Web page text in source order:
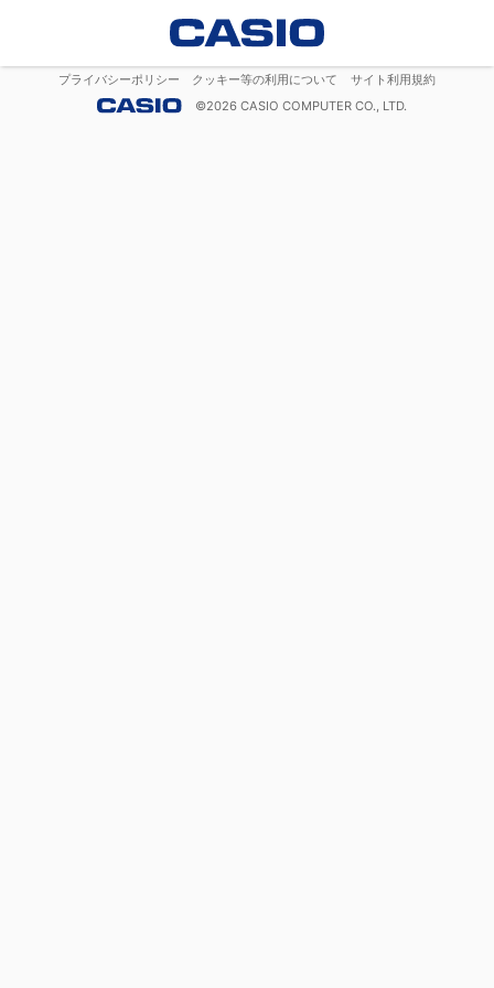
プライバシーポリシー クッキー等の利用について
サイト利用規約
©2026 CASIO COMPUTER CO., LTD.